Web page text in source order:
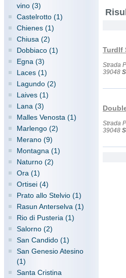
vino (3)
Castelrotto (1)
Chienes (1)
Chiusa (2)
Dobbiaco (1)
Egna (3)
Laces (1)
Lagundo (2)
Laives (1)
Lana (3)
Malles Venosta (1)
Marlengo (2)
Merano (9)
Montagna (1)
Naturno (2)
Ora (1)
Ortisei (4)
Prato allo Stelvio (1)
Rasun Anterselva (1)
Rio di Pusteria (1)
Salorno (2)
San Candido (1)
San Genesio Atesino
(1)
Santa Cristina
Turdlf
Strada
39048
Strada
39048